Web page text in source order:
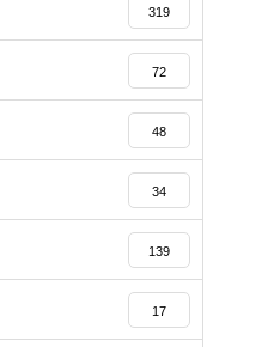
319
72
48
34
139
17